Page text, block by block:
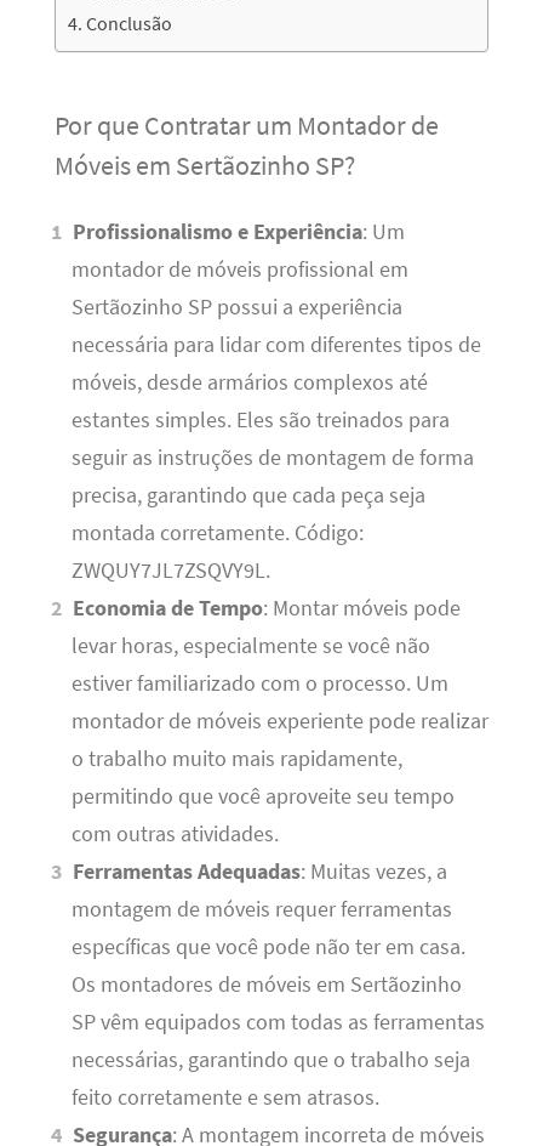
Conclusão
Por que Contratar um Montador de
Móveis em Sertãozinho SP?
Profissionalismo e Experiência: Um
montador de móveis profissional em
Sertãozinho SP possui a experiência
necessária para lidar com diferentes tipos de
móveis, desde armários complexos até
estantes simples. Eles são treinados para
seguir as instruções de montagem de forma
precisa, garantindo que cada peça seja
montada corretamente. Código:
ZWQUY7JL7ZSQVY9L.
Economia de Tempo: Montar móveis pode
levar horas, especialmente se você não
estiver familiarizado com o processo. Um
montador de móveis experiente pode realizar
o trabalho muito mais rapidamente,
permitindo que você aproveite seu tempo
com outras atividades.
Ferramentas Adequadas: Muitas vezes, a
montagem de móveis requer ferramentas
específicas que você pode não ter em casa.
Os montadores de móveis em Sertãozinho
SP vêm equipados com todas as ferramentas
necessárias, garantindo que o trabalho seja
feito corretamente e sem atrasos.
Segurança: A montagem incorreta de móveis